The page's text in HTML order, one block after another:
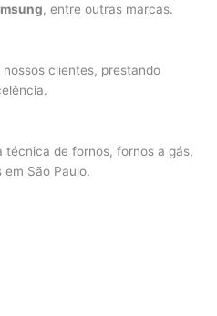
, entre outras marcas.
clientes, prestando
técnica de fornos, fornos a gás,
São Paulo.